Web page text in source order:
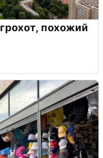
похожий